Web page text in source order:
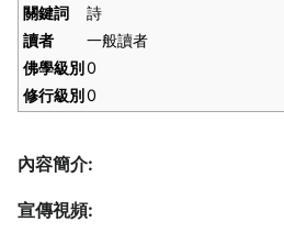
關鍵詞
詩
讀者
一般讀者
佛學級別0
修行級別0
內容簡介:
宣傳視頻: